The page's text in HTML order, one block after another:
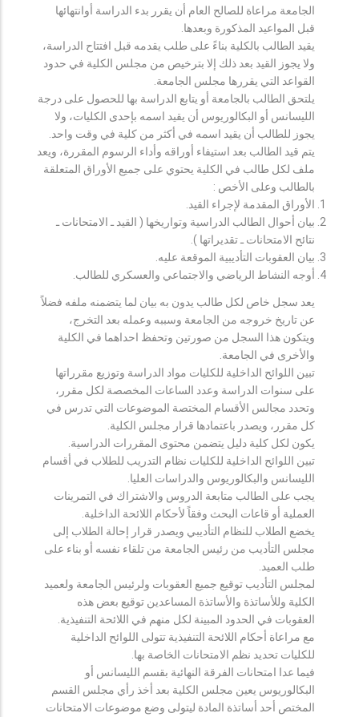
الجامعة مراعاة للصالح العام أن يقرر بدء الدراسة أوانتهائها
قبل المواعيد المذكورة وبعدها.
يقيد الطالب بالكلية بناءً على طلب يقدمه قبل افتتاح الدراسة،
ولا يجوز القيد بعد ذلك إلا بترخيص من مجلس الكلية في حدود
القواعد التي يقررها مجلس الجامعة.
يلتحق الطالب بالجامعة أو يتابع الدراسة بها للحصول على درجة
الليسانس أو البكالوريوس أن يقيد اسمه بإحدى الكليات، ولا
يجوز للطالب أن يقيد اسمه في أكثر من كلية في وقت واحد.
يتم قيد الطالب بعد استيفاء أوراقه وأداء الرسوم المقررة، ويعد
ملف لكل طالب في الكلية يحتوي على جميع الأوراق المتعلقة
بالطالب وعلى الأخص :
الأوراق المقدمة لإجراء القيد.
بيان أحوال الطالب الدراسية وتواريخها ( القيد ـ الامتحانات ـ
نتائح الامتحانات ـ تقديراتها ).
بيان العقوبات التأديبية الموقعة عليه.
أوجه النشاط الرياضي والاجتماعي والعسكري للطالب.
يعد سجل خاص لكل طالب يدون به بيان لما يتضمنه ملفه فضلاً
عن تاريخ خروجه من الجامعة وسببه وعمله بعد التخرج،
ويتكون هذا السجل من صورتين وتحفظ احداهما في الكلية
والأخرى في الجامعة.
تبين اللوائح الداخلية للكليات مواد الدراسة وتوزيع مقرراتها
على سنوات الدراسة وعدد الساعات المخصصة لكل مقرر،
وتحدد مجالس الأقسام المختصة الموضوعات التي تدرس في
كل مقرر، ويصدر باعتمادها قرار مجلس الكلية.
يكون لكل كلية دليل يتضمن محتوى المقررات الدراسية.
تبين اللوائح الداخلية للكليات نظام التدريب للطلاب في أقسام
الليسانس والبكالوريوس والدراسات العليا.
يجب على الطالب متابعة الدروس والاشتراك في التمرينات
العملية أو قاعات البحث وفقاً لأحكام اللائحة الداخلية.
يخضع الطلاب للنظام التأديبي ويصدر قرار إحالة الطلاب إلى
مجلس التأديب من رئيس الجامعة من تلقاء نفسه أو بناء على
طلب العميد.
لمجلس التأديب توقيع جميع العقوبات ولرئيس الجامعة ولعميد
الكلية وللأساتذة والأساتذة المساعدين توقيع بعض هذه
العقوبات في الحدود المبينة لكل منهم في اللائحة التنفيذية.
مع مراعاة أحكام اللائحة التنفيذية تتولى اللوائح الداخلية
للكليات تحديد نظم الامتحانات الخاصة بها.
فيما عدا امتحانات الفرقة النهائية بقسم الليسانس أو
البكالوريوس يعين مجلس الكلية بعد أخذ رأي مجلس القسم
المختص أحد أساتذة المادة ليتولى وضع موضوعات الامتحانات